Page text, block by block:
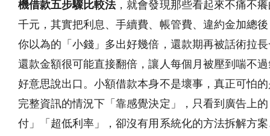
機借款五步驟比較法，就會發現那些看起來不痛不
千元，其實把利息、手續費、帳管費、違約金加總
你以為的「小錢」多出好幾倍，還款期再被話術拉
還款金額很可能直接翻倍，讓人每個月被壓到喘不
好意思說出口。小額借款本身不是壞事，真正可怕
完整資訊的情況下「靠感覺決定」，只看到廣告上
付」「超低利率」，卻沒有用系統化的方法拆解方